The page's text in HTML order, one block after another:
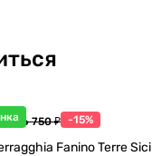
₽26 750 ₽ -15%
Fanino Terre